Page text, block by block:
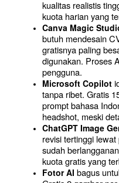
kualitas realistis
kuota harian yang
Canva Magic
butuh mendesain
gratisnya paling
digunakan. Proses
pengguna.
Microsoft Copilot
tanpa ribet. Gratis
prompt bahasa
headshot, meski
ChatGPT Image
revisi tertinggi
sudah
kuota gratis yang
Fotor AI bagus